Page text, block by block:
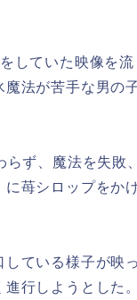
していた映像を
法が苦手な男の
ず、魔法を失敗
苺シロップをか
ている様子が映
行しようとした。